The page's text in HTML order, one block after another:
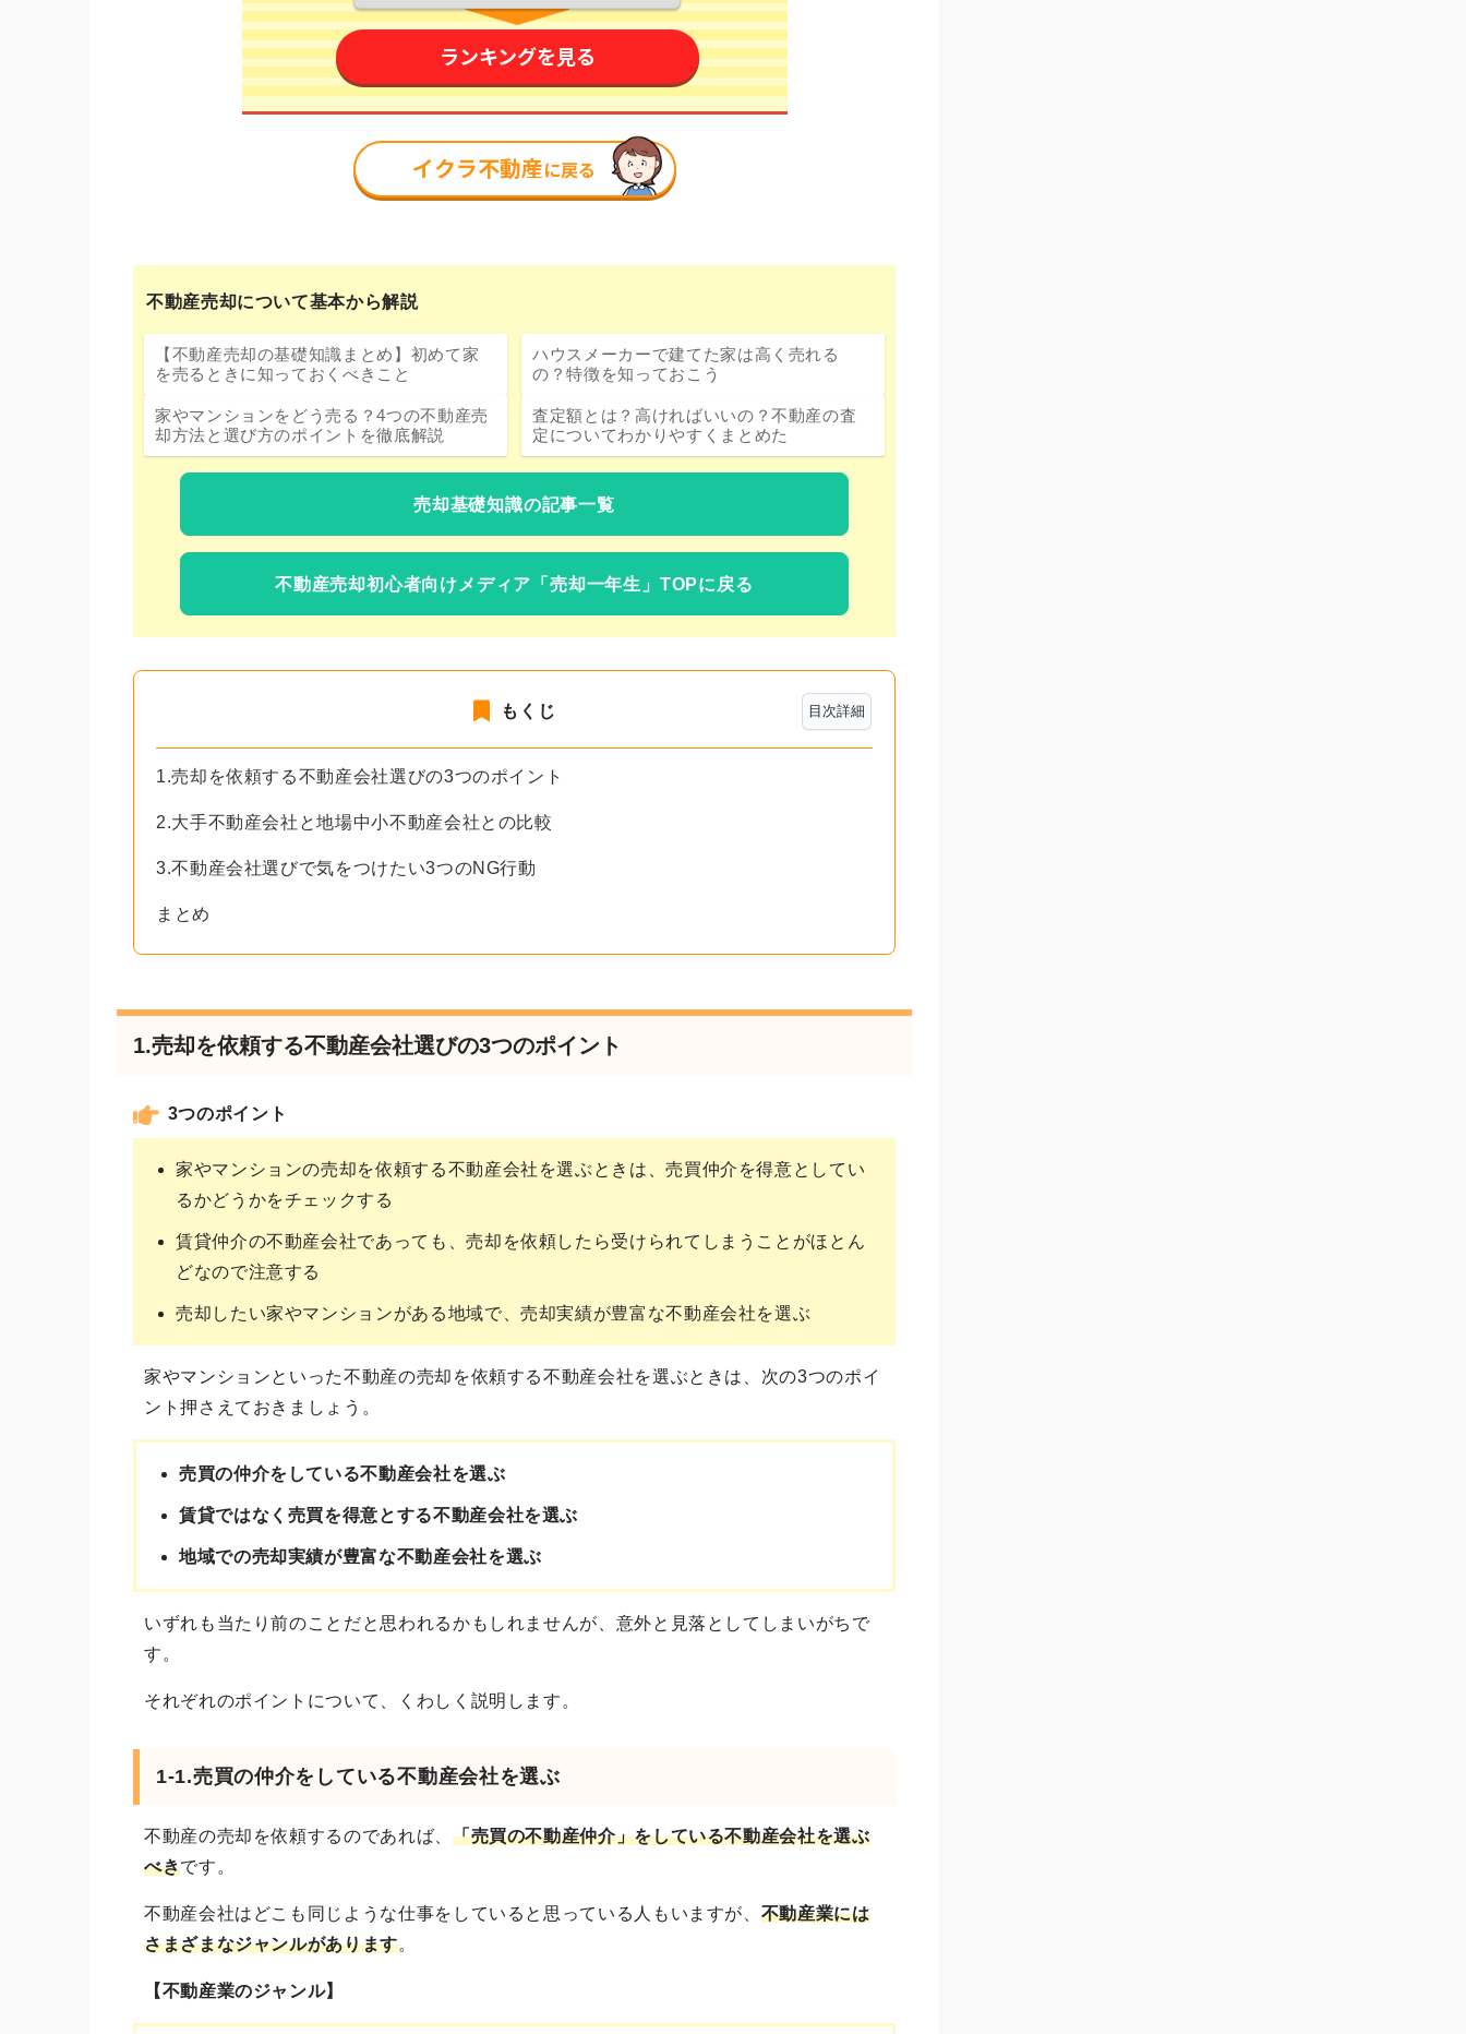
不動産売却について基本から解説
【不動産売却の基礎知識まとめ】初めて家
を売るときに知っておくべきこと
ハウスメーカーで建てた家は高く売れる
の？特徴を知っておこう
家やマンションをどう売る？4つの不動産売
却方法と選び方のポイントを徹底解説
査定額とは？高ければいいの？不動産の査
定についてわかりやすくまとめた
売却基礎知識の記事一覧
不動産売却初心者向けメディア 「売却一年生」TOPに戻る
目次詳細
もくじ
1.売却を依頼する不動産会社選びの3つのポイント
2.大手不動産会社と地場中小不動産会社との比較
3.不動産会社選びで気をつけたい3つのNG行動
まとめ
1.売却を依頼する不動産会社選びの3つのポイント
3つのポイント
家やマンションの売却を依頼する不動産会社を選ぶときは、売買仲介を得意としてい
るかどうかをチェックする
賃貸仲介の不動産会社であっても、売却を依頼したら受けられてしまうことがほとん
どなので注意する
売却したい家やマンションがある地域で、売却実績が豊富な不動産会社を選ぶ
家やマンションといった不動産の売却を依頼する不動産会社を選ぶときは、次の3つのポイ
ント押さえておきましょう。
売買の仲介をしている不動産会社を選ぶ
賃貸ではなく売買を得意とする不動産会社を選ぶ
地域での売却実績が豊富な不動産会社を選ぶ
いずれも当たり前のことだと思われるかもしれませんが、意外と見落としてしまいがちで
す。
それぞれのポイントについて、くわしく説明します。
1-1.売買の仲介をしている不動産会社を選ぶ
不動産の売却を依頼するのであれば、 「売買の不動産仲介」をしている不動産会社を選ぶ
べきです。
不動産会社はどこも同じような仕事をしていると思っている人もいますが、 不動産業には
さまざまなジャンルがあります。
【不動産業のジャンル】